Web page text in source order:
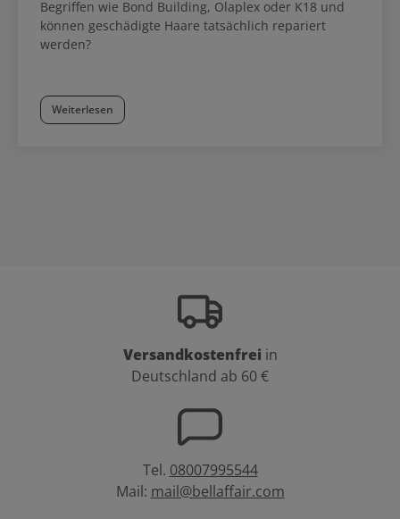
Begriffen wie Bond Building, Olaplex oder K18 und
können geschädigte Haare tatsächlich repariert
werden?
Weiterlesen
Versandkostenfrei in
Deutschland ab 60 €
Tel. 08007995544
Mail: mail@bellaffair.com